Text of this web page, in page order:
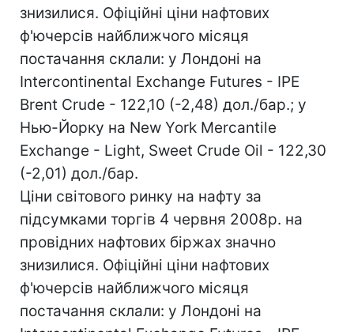
знизилися. Офіційні ціни нафтових
ф'ючерсів найближчого місяця
постачання склали: у Лондоні на
Intercontinental Exchange Futures - IPE
Brent Crude - 122,10 (-2,48) дол./бар.; у
Нью-Йорку на New York Mercantile
Exchange - Light, Sweet Crude Oil - 122,30
(-2,01) дол./бар.
Ціни світового ринку на нафту за
підсумками торгів 4 червня 2008р. на
провідних нафтових біржах значно
знизилися. Офіційні ціни нафтових
ф'ючерсів найближчого місяця
постачання склали: у Лондоні на